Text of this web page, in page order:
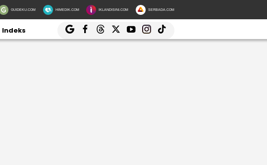
GUIDEKU.COM HIMEDIK.COM IKLANDISINI.COM SERBADA.COM
Indeks